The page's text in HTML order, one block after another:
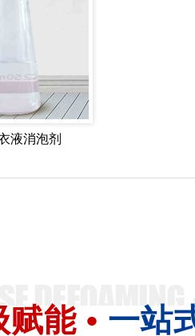
液消泡剂
赋能 • 一站